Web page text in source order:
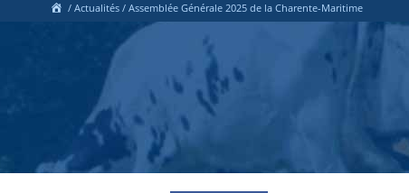
/ Actualités / Assemblée Générale 2025 de la Charente-Maritime